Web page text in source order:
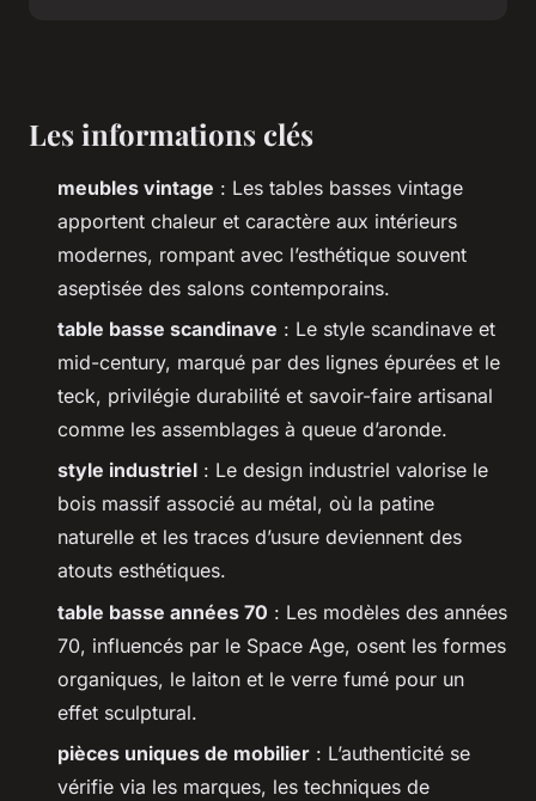
Les informations clés
meubles vintage : Les tables basses vintage
apportent chaleur et caractère aux intérieurs
modernes, rompant avec l’esthétique souvent
aseptisée des salons contemporains.
table basse scandinave : Le style scandinave et
mid-century, marqué par des lignes épurées et le
teck, privilégie durabilité et savoir-faire artisanal
comme les assemblages à queue d’aronde.
style industriel : Le design industriel valorise le
bois massif associé au métal, où la patine
naturelle et les traces d’usure deviennent des
atouts esthétiques.
table basse années 70 : Les modèles des années
70, influencés par le Space Age, osent les formes
organiques, le laiton et le verre fumé pour un
effet sculptural.
pièces uniques de mobilier : L’authenticité se
vérifie via les marques, les techniques de